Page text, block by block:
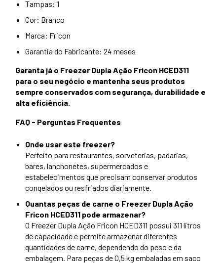
Tampas: 1
Cor: Branco
Marca: Fricon
Garantia do Fabricante: 24 meses
Garanta já o Freezer Dupla Ação Fricon HCED311
para o seu negócio e mantenha seus produtos
sempre conservados com segurança, durabilidade e
alta eficiência.
FAQ - Perguntas Frequentes
Onde usar este freezer?
Perfeito para restaurantes, sorveterias, padarias,
bares, lanchonetes, supermercados e
estabelecimentos que precisam conservar produtos
congelados ou resfriados diariamente.
Quantas peças de carne o Freezer Dupla Ação
Fricon HCED311 pode armazenar?
O Freezer Dupla Ação Fricon HCED311 possui 311 litros
de capacidade e permite armazenar diferentes
quantidades de carne, dependendo do peso e da
embalagem. Para peças de 0,5 kg embaladas em saco